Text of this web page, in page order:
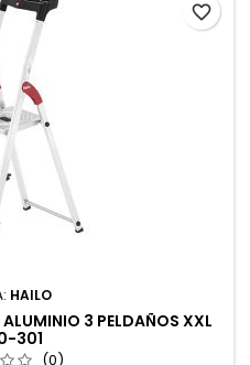
HAILO
ALUMINIO 3 PELDAÑOS XXL
301
(0)
favorite_border